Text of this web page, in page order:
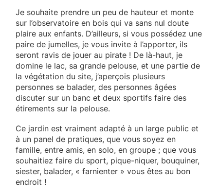
Je souhaite prendre un peu de hauteur et monte
sur l’observatoire en bois qui va sans nul doute
plaire aux enfants. D’ailleurs, si vous possédez une
paire de jumelles, je vous invite à l’apporter, ils
seront ravis de jouer au pirate ! De là-haut, je
domine le lac, sa grande pelouse, et une partie de
la végétation du site, j’aperçois plusieurs
personnes se balader, des personnes âgées
discuter sur un banc et deux sportifs faire des
étirements sur la pelouse.
Ce jardin est vraiment adapté à un large public et
à un panel de pratiques, que vous soyez en
famille, entre amis, en solo, en groupe ; que vous
souhaitiez faire du sport, pique-niquer, bouquiner,
siester, balader, « farnienter » vous êtes au bon
endroit !